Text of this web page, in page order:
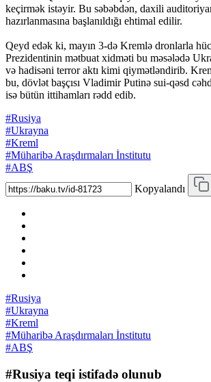
keçirmək istəyir. Bu səbəbdən, daxili
hazırlanmasına başlanıldığı ehtimal edilir.
Qeyd edək ki, mayın 3-də Kremlə dronlarla
Prezidentinin mətbuat xidməti bu məsələdə
və hadisəni terror aktı kimi qiymətləndirib.
bu, dövlət başçısı Vladimir Putinə sui-qəsd
isə bütün ittihamları rədd edib.
#Rusiya
#Ukrayna
#Kreml
#Müharibə Araşdırmaları İnstitutu
#ABŞ
Kopyalandı
#Rusiya
#Ukrayna
#Kreml
#Müharibə Araşdırmaları İnstitutu
#ABŞ
#Rusiya teqi istifadə olunub